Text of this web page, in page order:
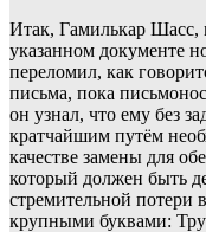
Итак, Гамилькар Шасс,
указанном документе
переломил, как
письма, пока
он узнал, что ему без
кратчайшим путём
качестве замены для
который должен быть
стремительной потери
крупными буквами: